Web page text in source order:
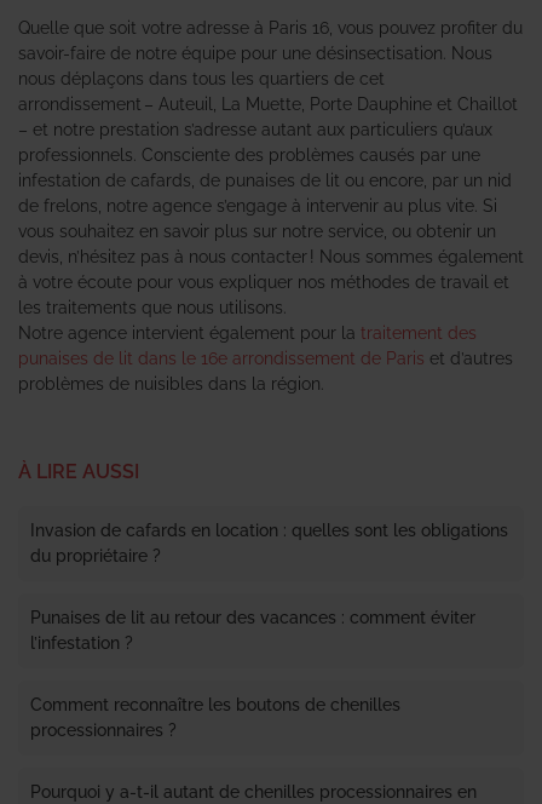
Quelle que soit votre adresse à Paris 16, vous pouvez profiter du
savoir-faire de notre équipe pour une désinsectisation. Nous
nous déplaçons dans tous les quartiers de cet
arrondissement – Auteuil, La Muette, Porte Dauphine et Chaillot
– et notre prestation s’adresse autant aux particuliers qu’aux
professionnels. Consciente des problèmes causés par une
infestation de cafards, de punaises de lit ou encore, par un nid
de frelons, notre agence s’engage à intervenir au plus vite. Si
vous souhaitez en savoir plus sur notre service, ou obtenir un
devis, n’hésitez pas à nous contacter ! Nous sommes également
à votre écoute pour vous expliquer nos méthodes de travail et
les traitements que nous utilisons.
Notre agence intervient également pour la traitement des
punaises de lit dans le 16e arrondissement de Paris et d’autres
problèmes de nuisibles dans la région.
À LIRE AUSSI
Invasion de cafards en location : quelles sont les obligations
du propriétaire ?
Punaises de lit au retour des vacances : comment éviter
l’infestation ?
Comment reconnaître les boutons de chenilles
processionnaires ?
Pourquoi y a-t-il autant de chenilles processionnaires en